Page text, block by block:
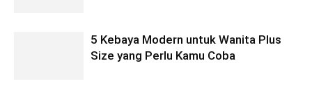
5 Kebaya Modern untuk Wanita Plus
Size yang Perlu Kamu Coba